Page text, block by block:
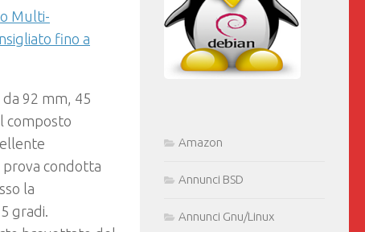
Multi-
fino a
92 mm, 45
composto
condotta
la
gradi.
Amazon
Annunci BSD
Annunci Gnu/Linux